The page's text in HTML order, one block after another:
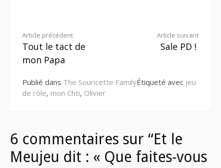
Lire
la
Article précédent
Tout le tact de
mon Papa
Article suivant
Sale PD !
Publié dans The Souricette FamilyÉtiqueté avec jeu
de rôle, mon Chti, Olivier
6 commentaires sur “Et le
Meujeu dit : « Que faites-vous